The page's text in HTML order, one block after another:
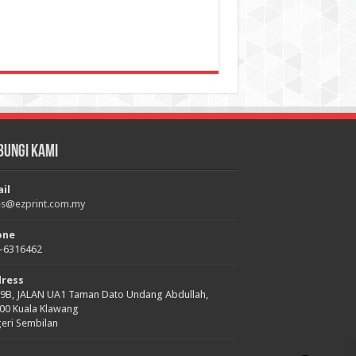
chosen
product
Kami
6316462
JALAN UA1 Taman Dato Undang Abdullah,
Kuala Klawang
Sembilan